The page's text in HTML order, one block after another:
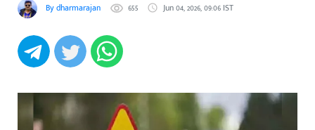
By dharmarajan 655 Jun 04, 2026, 09:06 IST